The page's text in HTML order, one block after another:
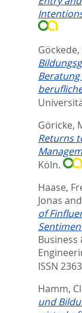
Göricke,
Returns
Köln.
Haase,
Jonas and
of
ISSN
Hamm,
und